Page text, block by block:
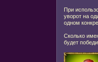
При
уворот на
одном
Сколько
будет